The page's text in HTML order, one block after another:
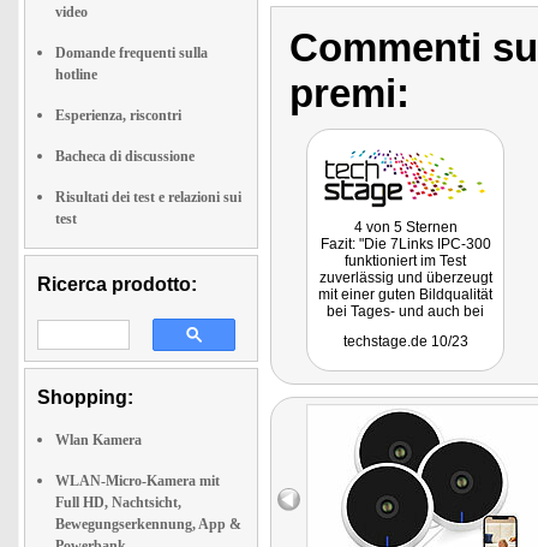
video
Domande frequenti sulla
hotline
Esperienza, riscontri
Bacheca di discussione
Risultati dei test e relazioni sui
test
Ricerca prodotto:
Shopping:
Wlan Kamera
WLAN-Micro-Kamera mit
Full HD, Nachtsicht,
Bewegungserkennung, App &
Commenti
premi:
4 von 5 Sternen
Fazit: "Die 7Links IPC-300
funktioniert im Test
zuverlässig und überzeugt
mit einer guten Bildqualität
bei Tages- und auch bei
auch die intuitive
Plattform. Damit lässt sie
sich mit anderen Smart-
Home-Komponenten für
Automatisierungen nutzen.
Positiv ist auch, dass sie
sich dank Onvif-Support mit
Dritthersteller-Lösungen
wie Synology Surveillance
Station nutzen lässt."
techstage.de 10/23